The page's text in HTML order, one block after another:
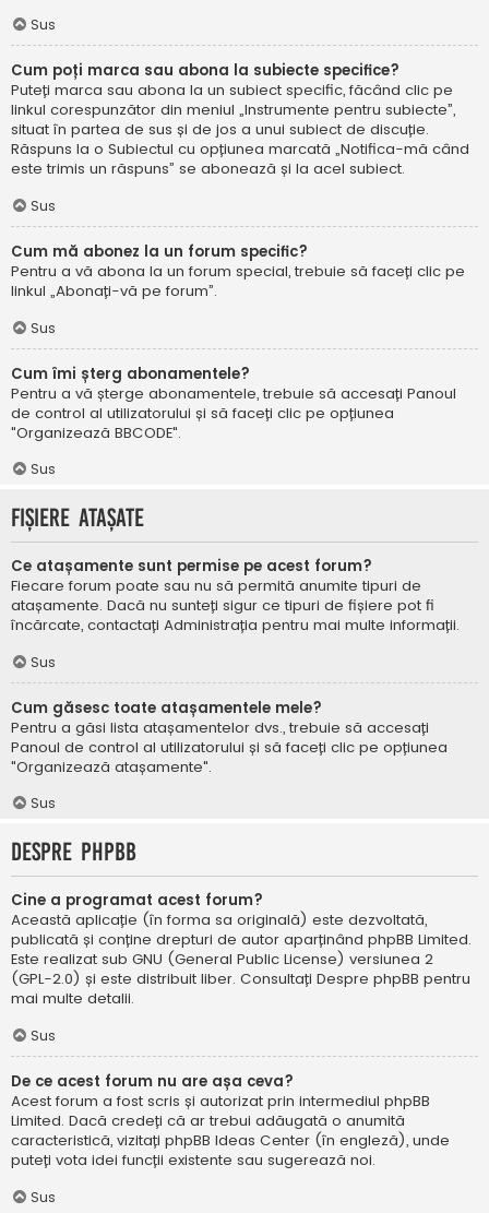
Sus
Cum poți marca sau abona la subiecte specifice?
Puteți marca sau abona la un subiect specific, făcând clic pe
linkul corespunzător din meniul „Instrumente pentru subiecte”,
situat în partea de sus și de jos a unui subiect de discuție.
Răspuns la o Subiectul cu opțiunea marcată „Notifica-mă când
este trimis un răspuns” se abonează și la acel subiect.
Sus
Cum mă abonez la un forum specific?
Pentru a vă abona la un forum special, trebuie să faceți clic pe
linkul „Abonați-vă pe forum”.
Sus
Cum îmi șterg abonamentele?
Pentru a vă șterge abonamentele, trebuie să accesați Panoul
de control al utilizatorului și să faceți clic pe opțiunea
"Organizează BBCODE".
Sus
Fișiere atașate
Ce atașamente sunt permise pe acest forum?
Fiecare forum poate sau nu să permită anumite tipuri de
atașamente. Dacă nu sunteți sigur ce tipuri de fișiere pot fi
încărcate, contactați Administrația pentru mai multe informații.
Sus
Cum găsesc toate atașamentele mele?
Pentru a găsi lista atașamentelor dvs., trebuie să accesați
Panoul de control al utilizatorului și să faceți clic pe opțiunea
"Organizează atașamente".
Sus
Despre phpBB
Cine a programat acest forum?
Această aplicație (în forma sa originală) este dezvoltată,
publicată și conține drepturi de autor aparținând phpBB Limited.
Este realizat sub GNU (General Public License) versiunea 2
(GPL-2.0) și este distribuit liber. Consultați Despre phpBB pentru
mai multe detalii.
Sus
De ce acest forum nu are așa ceva?
Acest forum a fost scris și autorizat prin intermediul phpBB
Limited. Dacă credeți că ar trebui adăugată o anumită
caracteristică, vizitați phpBB Ideas Center (în engleză), unde
puteți vota idei funcții existente sau sugerează noi.
Sus